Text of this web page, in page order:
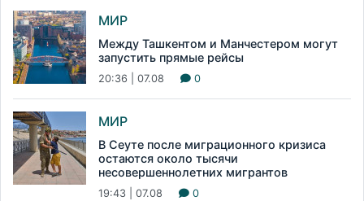
МИР
Между Ташкентом и Манчестером могут
запустить прямые рейсы
20:36 | 07.08 0
МИР
В Сеуте после миграционного кризиса
остаются около тысячи
несовершеннолетних мигрантов
19:43 | 07.08 0